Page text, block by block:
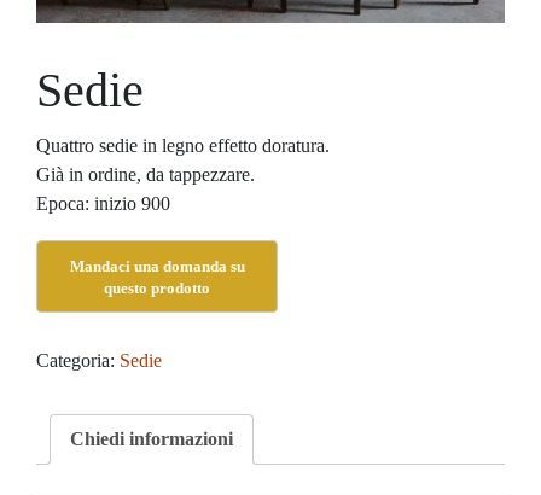
Sedie
Quattro sedie in legno effetto doratura.
Già in ordine, da tappezzare.
Epoca: inizio 900
Categoria: Sedie
Chiedi informazioni